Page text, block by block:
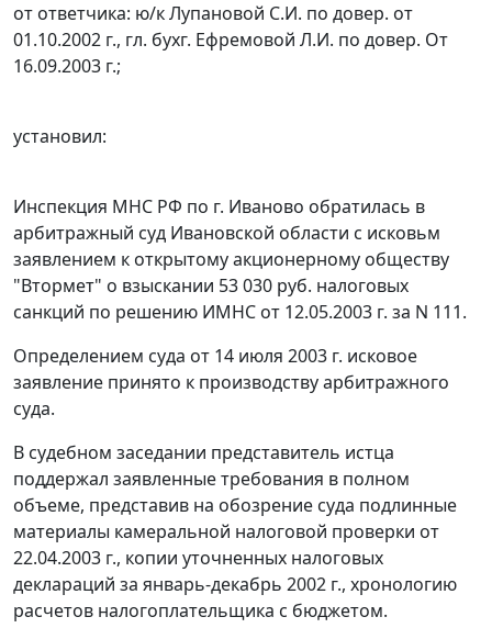
от ответчика: ю/к Лупановой С.И. по довер. от
01.10.2002 г., гл. бухг. Ефремовой Л.И. по довер. От
16.09.2003 г.;
установил:
Инспекция МНС РФ по г. Иваново обратилась в
арбитражный суд Ивановской области с исковьм
заявлением к открытому акционерному обществу
"Втормет" о взыскании 53 030 руб. налоговых
санкций по решению ИМНС от 12.05.2003 г. за N 111.
Определением суда от 14 июля 2003 г. исковое
заявление принято к производству арбитражного
суда.
В судебном заседании представитель истца
поддержал заявленные требования в полном
объеме, представив на обозрение суда подлинные
материалы камеральной налоговой проверки от
22.04.2003 г., копии уточненных налоговых
деклараций за январь-декабрь 2002 г., хронологию
расчетов налогоплательщика с бюджетом.